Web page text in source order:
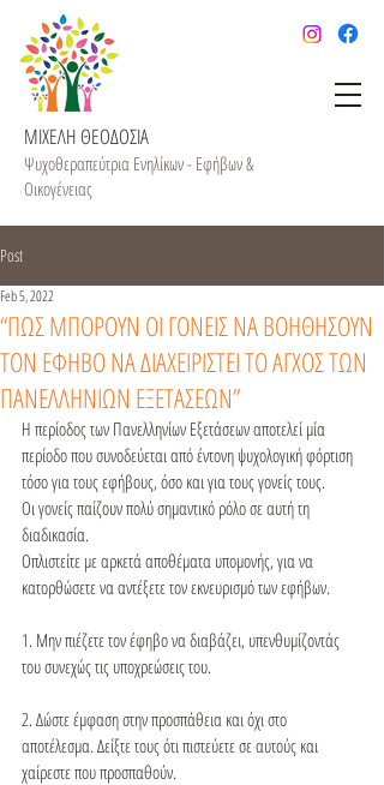
ΜΙΧΕΛΗ ΘΕΟΔΟΣΙΑ
Ψυχοθεραπεύτρια Ενηλίκων - Εφήβων &
Οικογένειας
Post
“ΠΩΣ ΜΠΟΡΟΥΝ ΟΙ ΓΟΝΕΙΣ ΝΑ ΒΟΗΘΗΣΟΥΝ
ΤΟΝ ΕΦΗΒΟ ΝΑ ΔΙΑΧΕΙΡΙΣΤΕΙ ΤΟ ΑΓΧΟΣ ΤΩΝ
ΠΑΝΕΛΛΗΝΙΩΝ ΕΞΕΤΑΣΕΩΝ”
Feb 5, 2022
Η περίοδος των Πανελληνίων Εξετάσεων αποτελεί μία
περίοδο που συνοδεύεται από έντονη ψυχολογική φόρτιση
τόσο για τους εφήβους, όσο και για τους γονείς τους.
Οι γονείς παίζουν πολύ σημαντικό ρόλο σε αυτή τη
διαδικασία.
Οπλιστείτε με αρκετά αποθέματα υπομονής, για να
κατορθώσετε να αντέξετε τον εκνευρισμό των εφήβων.
1. Μην πιέζετε τον έφηβο να διαβάζει, υπενθυμίζοντάς
του συνεχώς τις υποχρεώσεις του.
2. Δώστε έμφαση στην προσπάθεια και όχι στο
αποτέλεσμα. Δείξτε τους ότι πιστεύετε σε αυτούς και
χαίρεστε που προσπαθούν.